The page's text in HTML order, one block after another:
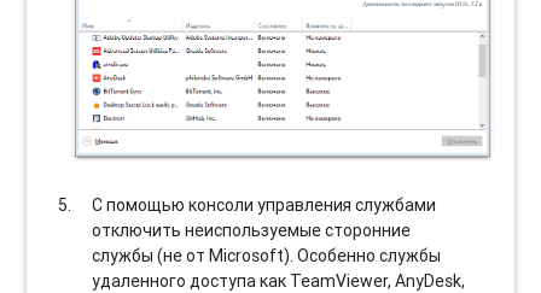
С помощью консоли управления службами
отключить неиспользуемые сторонние
службы (не от Microsoft). Особенно службы
удаленного доступа как TeamViewer, AnyDesk,